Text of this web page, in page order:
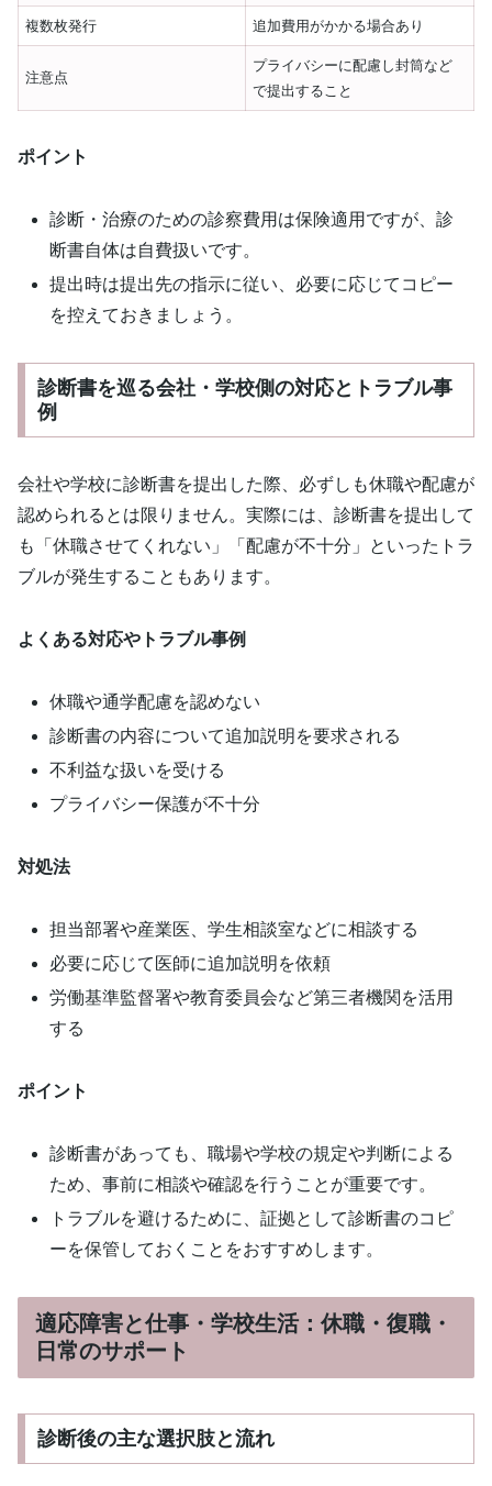
複数枚発行 追加費用がかかる場合あり
注意点
プライバシーに配慮し封筒など
で提出すること
ポイント
診断・治療のための診察費用は保険適用ですが、診
断書自体は自費扱いです。
提出時は提出先の指示に従い、必要に応じてコピー
を控えておきましょう。
診断書を巡る会社・学校側の対応とトラブル事
例
会社や学校に診断書を提出した際、必ずしも休職や配慮が
認められるとは限りません。実際には、診断書を提出して
も「休職させてくれない」「配慮が不十分」といったトラ
ブルが発生することもあります。
よくある対応やトラブル事例
休職や通学配慮を認めない
診断書の内容について追加説明を要求される
不利益な扱いを受ける
プライバシー保護が不十分
対処法
担当部署や産業医、学生相談室などに相談する
必要に応じて医師に追加説明を依頼
労働基準監督署や教育委員会など第三者機関を活用
する
ポイント
診断書があっても、職場や学校の規定や判断による
ため、事前に相談や確認を行うことが重要です。
トラブルを避けるために、証拠として診断書のコピ
ーを保管しておくことをおすすめします。
適応障害と仕事・学校生活：休職・復職・
日常のサポート
診断後の主な選択肢と流れ